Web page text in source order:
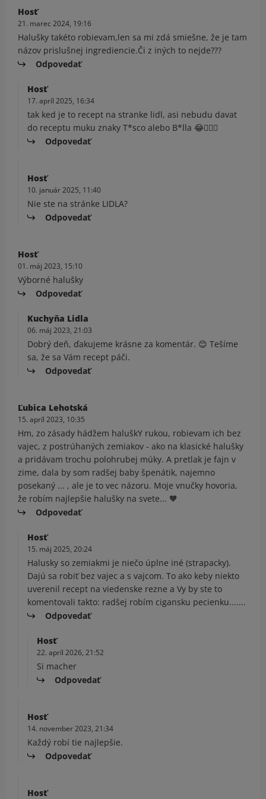
Hosť
21. marec 2024, 19:16
Halušky takéto robievam,len sa mi zdá smiešne, že je tam
názov prislušnej ingrediencie.Či z iných to nejde???
Odpovedať
Hosť
17. apríl 2025, 16:34
tak ked je to recept na stranke lidl, asi nebudu davat
do receptu muku znaky T*sco alebo B*lla 😂🤦🏼‍♀️
Odpovedať
Hosť
10. január 2025, 11:40
Nie ste na stránke LIDLA?
Odpovedať
Hosť
01. máj 2023, 15:10
Výborné halušky
Odpovedať
Kuchyňa Lidla
06. máj 2023, 21:03
Dobrý deň, ďakujeme krásne za komentár. 😊 Tešíme
sa, že sa Vám recept páči.
Odpovedať
Ľubica Lehotská
15. apríl 2023, 10:35
Hm, zo zásady hádžem haluškY rukou, robievam ich bez
vajec, z postrúhaných zemiakov - ako na klasické halušky
a pridávam trochu polohrubej múky. A pretlak je fajn v
zime, dala by som radšej baby špenátik, najemno
posekaný ... , ale je to vec názoru. Moje vnučky hovoria,
že robím najlepšie halušky na svete... 🧡
Odpovedať
Hosť
15. máj 2025, 20:24
Halusky so zemiakmi je niečo úplne iné (strapacky).
Dajú sa robiť bez vajec a s vajcom. To ako keby niekto
uverenil recept na viedenske rezne a Vy by ste to
komentovali takto: radšej robím cigansku pecienku.......
Odpovedať
Hosť
22. apríl 2026, 21:52
Si macher
Odpovedať
Hosť
14. november 2023, 21:34
Každý robí tie najlepšie.
Odpovedať
Hosť